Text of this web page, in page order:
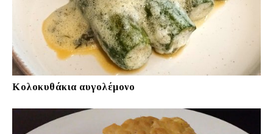
Κολοκυθάκια αυγολέμονο